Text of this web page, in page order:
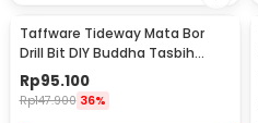
Taffware Tideway Mata Bor
Drill Bit DIY Buddha Tasbih
Beads 2mm 2 PCS 12mm
Rp95.100
Rp147.900 36%